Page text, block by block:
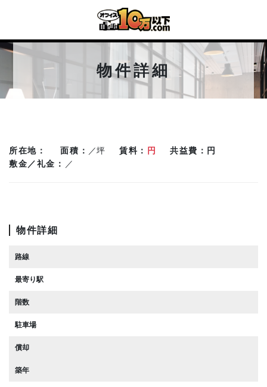
物件詳細
所在地 面積 ／坪 賃料 円 共益費
円
敷金／礼金
／
物件詳細
路線
最寄り駅
階数
駐車場
償却
築年